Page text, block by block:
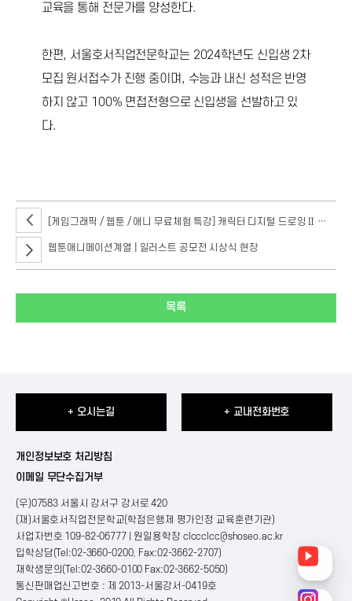
교육을 통해 전문가를 양성한다.
한편, 서울호서직업전문학교는 2024학년도 신입생 2차
모집 원서접수가 진행 중이며, 수능과 내신 성적은 반영
하지 않고 100% 면접전형으로 신입생을 선발하고 있
다.
[게임그래픽 / 웹툰 / 애니 무료체험 특강] 캐릭터 디지털 드로잉Ⅱ - 컬러링 편
웹툰애니메이션계열 | 일러스트 공모전 시상식 현장
목록
+ 오시는길 + 교내전화번호
개인정보보호 처리방침
이메일 무단수집거부
(우)07583 서울시 강서구 강서로 420
(재)서울호서직업전문학교(학점은행제 평가인정 교육훈련기관)
사업자번호 109-82-06777 | 원일용학장 clccclcc@shoseo.ac.kr
입학상담(Tel:02-3660-0200, Fax:02-3662-2707)
재학생문의(Tel:02-3660-0100 Fax:02-3662-5050)
통신판매업신고번호 : 제 2013-서울강서-0419호